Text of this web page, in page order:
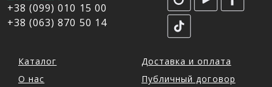
+38 (099) 010 15 00
+38 (063) 870 50 14
Каталог
О нас
Доставка и оплата
Публичный договор